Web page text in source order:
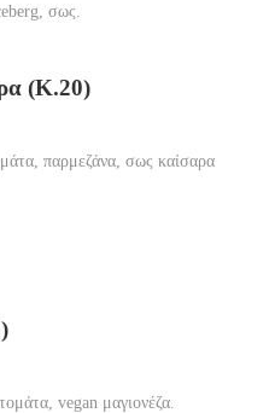
σως.
(Κ.20)
παρμεζάνα, σως καίσαρα
vegan μαγιονέζα.